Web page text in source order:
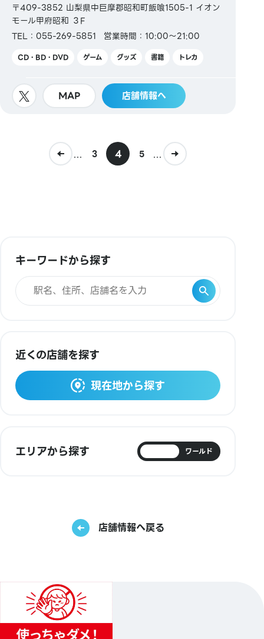
〒409-3852 山梨県中巨摩郡昭和町飯喰1505-1 イオン
モール甲府昭和 ３F
TEL：055-269-5851
営業時間：10:00～21:00
CD・BD・DVD ゲーム グッズ 書籍 トレカ
MAP 店舗情報へ
... 3 4 5 ...
キーワードから探す
近くの店舗を探す
現在地から探す
エリアから探す ワールド
店舗情報へ戻る